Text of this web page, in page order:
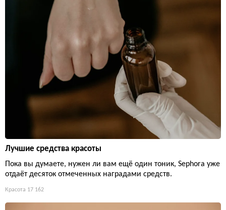
Лучшие средства красоты
Пока вы думаете, нужен ли вам ещё один тоник, Sephora уже
отдаёт десяток отмеченных наградами средств.
Красота 17 162